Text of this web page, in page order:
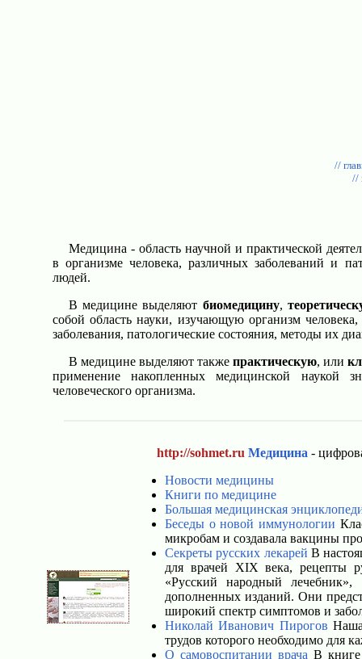
//
//
Медицина - область научной и практической
в организме человека, различных заболеваний и
людей.
В медицине выделяют биомедицину,
собой область науки, изучающую организм
заболевания, патологические состояния, методы их
В медицине выделяют также практическую, или
применение накопленных медицинской наукой
человеческого организма.
http://sohmet.ru Медицина -
Новости медицины
Книги по медицине
Большая медицинская
Беседы о новой иммунологии
микробам и создавала вакцины
Секреты русских лекарей В
для врачей XIX века, рецепты
«Русский народный
дополненных изданий. Они
широкий спектр симптомов и
Николай Иванович Пирогов
трудов которого необходимо для
О самовоспитании врача В книге